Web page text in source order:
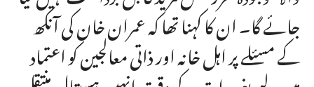
جائے گا۔ ان کا کہنا تھا کہ عمران خان کی آنکھ
کے مسئلے پر اہل خانہ اور ذاتی معالجین کو اعتماد